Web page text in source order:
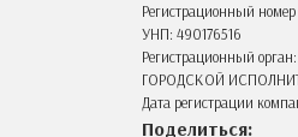
Регистрационный номер
УНП: 490176516
Регистрационный
ГОРОДСКОЙ
Дата регистрации
Поделиться: